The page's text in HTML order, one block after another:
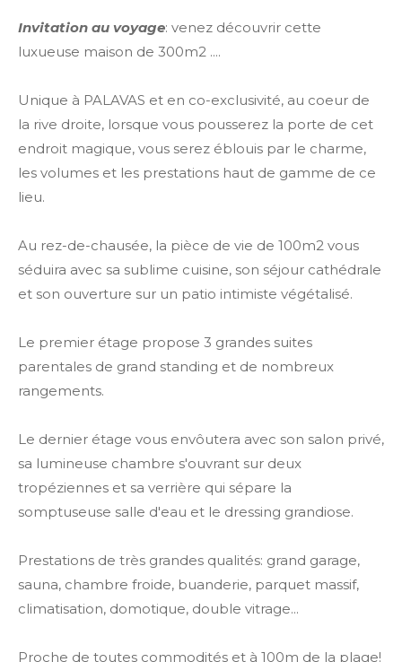
Invitation au voyage: venez découvrir cette
luxueuse maison de 300m2 ....
Unique à PALAVAS et en co-exclusivité, au coeur de
la rive droite, lorsque vous pousserez la porte de cet
endroit magique, vous serez éblouis par le charme,
les volumes et les prestations haut de gamme de ce
lieu.
Au rez-de-chausée, la pièce de vie de 100m2 vous
séduira avec sa sublime cuisine, son séjour cathédrale
et son ouverture sur un patio intimiste végétalisé.
Le premier étage propose 3 grandes suites
parentales de grand standing et de nombreux
rangements.
Le dernier étage vous envôutera avec son salon privé,
sa lumineuse chambre s'ouvrant sur deux
tropéziennes et sa verrière qui sépare la
somptuseuse salle d'eau et le dressing grandiose.
Prestations de très grandes qualités: grand garage,
sauna, chambre froide, buanderie, parquet massif,
climatisation, domotique, double vitrage...
Proche de toutes commodités et à 100m de la plage!